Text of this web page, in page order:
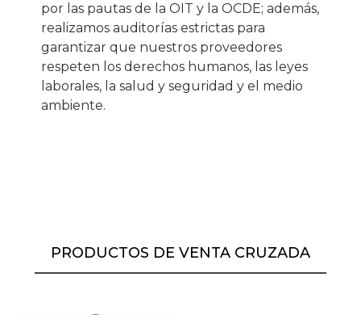
por las pautas de la OIT y la OCDE; además,
realizamos auditorías estrictas para
garantizar que nuestros proveedores
respeten los derechos humanos, las leyes
laborales, la salud y seguridad y el medio
ambiente.
PRODUCTOS DE VENTA CRUZADA